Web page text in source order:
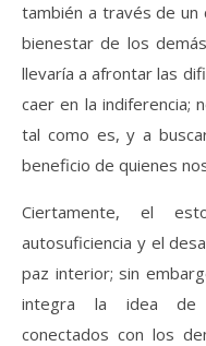
también a través de un
bienestar de los
llevaría a afrontar las
caer en la indiferencia;
tal como es, y a
beneficio de quienes
Ciertamente, el
autosuficiencia y el
paz interior; sin
integra la idea de
conectados con los